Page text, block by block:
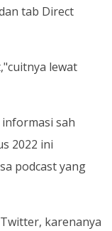
tab Direct
lewat
sah
2022 ini
podcast yang
karenanya